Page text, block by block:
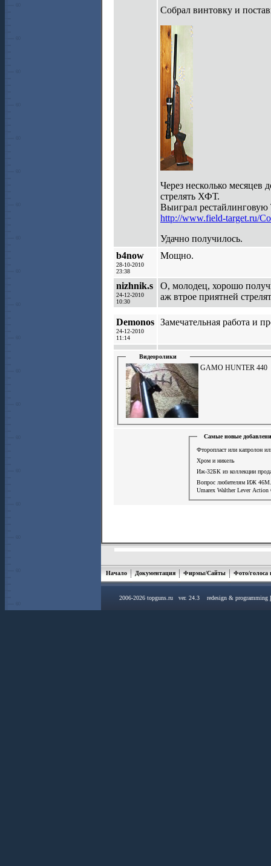
Собрал винтовку и
Через несколько месяцев
стрелять ХФТ.
Выиграл рестайлинговую
http://www.field-target.ru/
Удачно получилось.
b4now
28-10-2010
23:38
Мощно.
nizhnik.s
24-12-2010
10:30
О, молодец, хорошо
аж втрое приятней
Demonos
24-12-2010
11:14
Замечательная работа и
Видеоролики
GAMO HUNTER 440
Самые новые
Фторопласт или капролон
Хром и никель
Иж-32БК из коллекции
Вопрос любителям ИЖ
Umarex Walther Lever
Начало Документация Фирмы/Сайты Фото/голоса
2006-2026 topguns.ru ver. 24.3 redesign & programming